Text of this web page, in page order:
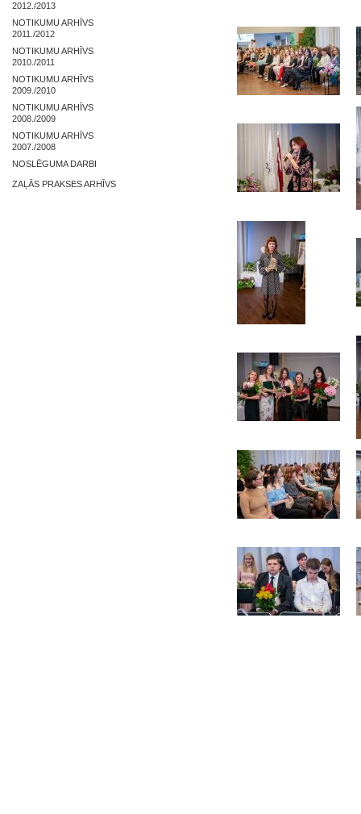
2012./2013
NOTIKUMU ARHĪVS
2011./2012
NOTIKUMU ARHĪVS
2010./2011
NOTIKUMU ARHĪVS
2009./2010
NOTIKUMU ARHĪVS
2008./2009
NOTIKUMU ARHĪVS
2007./2008
NOSLĒGUMA DARBI
ZAĻĀS PRAKSES ARHĪVS